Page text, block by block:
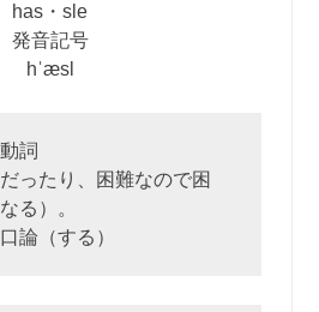
has・sle
発音記号
hˈæsl
詞
ったり、困難なので困
る）。
論（する）